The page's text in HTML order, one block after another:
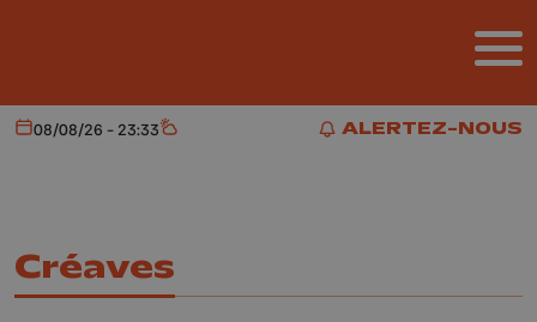
ALERTEZ-NOUS
ALERTEZ-NOUS
Aujourd'hui
08/08/26 - 23:33 Météo
Créaves